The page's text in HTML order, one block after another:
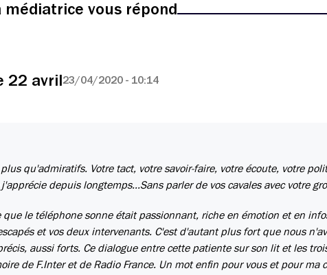
médiatrice vous répond
22 avril23/04/2020 - 10:14
qu'admiratifs. Votre tact, votre savoir-faire, votre écoute, votre
depuis longtemps...Sans parler de vos cavales avec votre
que le téléphone sonne était passionnant, riche en émotion et en
et vos deux intervenants. C'est d'autant plus fort que nous
aussi forts. Ce dialogue entre cette patiente sur son lit et les
de F.Inter et de Radio France. Un mot enfin pour vous et pour ma